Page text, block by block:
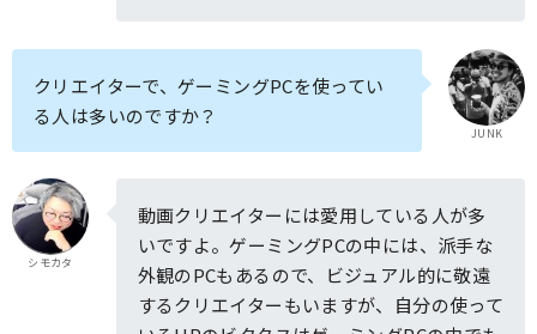
JUNK
クリエイターで、ゲーミングPCを使ってい
る人は多いのですか？
シモカタ
動画クリエイターには愛用している人が多
いですよ。ゲーミングPCの中には、派手な
外観のPCもあるので、ビジュアル的に敬遠
するクリエイターもいますが、自分の使って